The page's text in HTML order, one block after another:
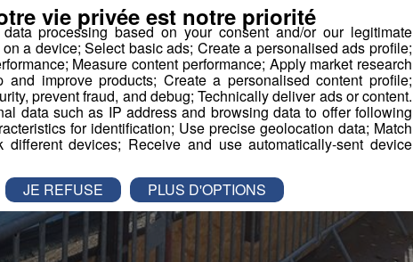
processing based on your consent and/or our legitimate
a device; Select basic ads; Create a personalised ads profile;
Measure content performance; Apply market research
improve products; Create a personalised content profile;
prevent fraud, and debug; Technically deliver ads or content.
data such as IP address and browsing data to offer following
for identification; Use precise geolocation data; Match
devices; Receive and use automatically-sent device
vie privée est notre priorité
JE REFUSE PLUS D'OPTIONS